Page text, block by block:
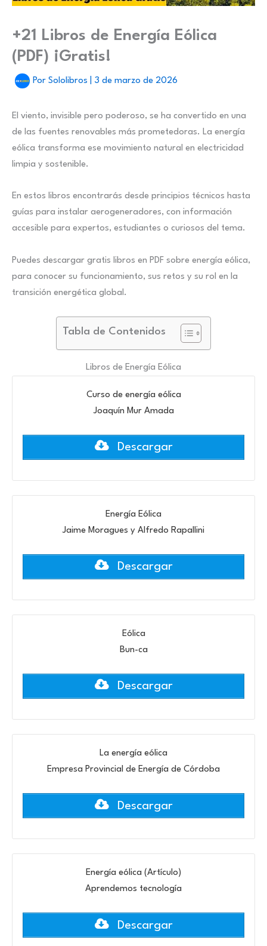
+21 Libros de Energía Eólica
(PDF) ¡Gratis!
Por Sololibros 3 de marzo de 2026
El viento, invisible pero poderoso, se ha convertido en una
de las fuentes renovables más prometedoras. La energía
eólica transforma ese movimiento natural en electricidad
limpia y sostenible.
En estos libros encontrarás desde principios técnicos hasta
guías para instalar aerogeneradores, con información
accesible para expertos, estudiantes o curiosos del tema.
Puedes descargar gratis libros en PDF sobre energía eólica,
para conocer su funcionamiento, sus retos y su rol en la
transición energética global.
Tabla de Contenidos
Libros de Energía Eólica
Curso de energía eólica
Joaquín Mur Amada
Descargar
Energía Eólica
Jaime Moragues y Alfredo Rapallini
Descargar
Eólica
Bun-ca
Descargar
La energía eólica
Empresa Provincial de Energía de Córdoba
Descargar
Energía eólica (Artículo)
Aprendemos tecnología
Descargar